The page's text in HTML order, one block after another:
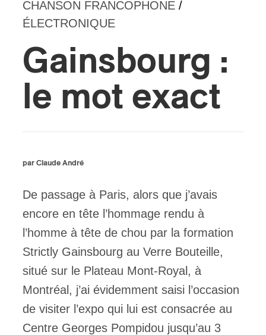
CHANSON FRANCOPHONE /
ÉLECTRONIQUE
Gainsbourg :
le mot exact
par Claude André
De passage à Paris, alors que j’avais
encore en tête l’hommage rendu à
l’homme à tête de chou par la formation
Strictly Gainsbourg au Verre Bouteille,
situé sur le Plateau Mont-Royal, à
Montréal, j’ai évidemment saisi l’occasion
de visiter l’expo qui lui est consacrée au
Centre Georges Pompidou jusqu’au 3